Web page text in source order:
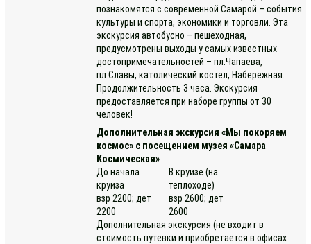
познакомятся с современной Самарой – события
культуры и спорта, экономики и торговли. Эта
экскурсия автобусно – пешеходная,
предусмотрены выходы у самых известных
достопримечательностей – пл.Чапаева,
пл.Славы, католический костел, Набережная.
Продолжительность 3 часа. Экскурсия
предоставляется при наборе группы от 30
человек!
Дополнительная экскурсия «Мы покоряем
космос» с посещением музея «Самара
Космическая»
До начала
круиза
взр 2200; дет
2200
В круизе (на
теплоходе)
взр 2600; дет
2600
Дополнительная экскурсия (не входит в
стоимость путевки и приобретается в офисах